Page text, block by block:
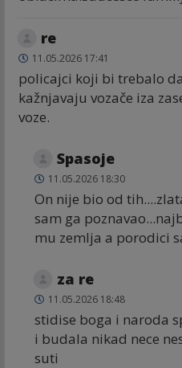
re
11.05.2026 17:41
policajci koji bi trebalo
kažnjavaju vozače iza
voze.
Spasoje
11.05.2026 18:30
On nije bio od
sam ga
mu zemlja a porodici
za re
11.05.2026 18:48
stidise boga i naroda
i budala nikad nece
suti